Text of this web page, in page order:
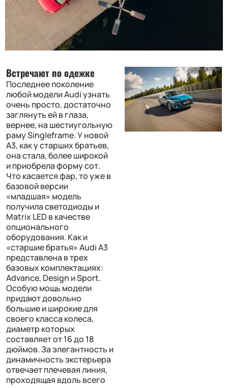
Встречают по одежке
Последнее поколение
любой модели Audi узнать
очень просто, достаточно
заглянуть ей в глаза,
вернее, на шестиугольную
раму Singleframe. У новой
A3, как у старших братьев,
она стала, более широкой
и приобрела форму сот.
Что касается фар, то уже в
базовой версии
«младшая» модель
получила светодиоды и
Matrix LED в качестве
опционального
оборудования. Как и
«старшие братья» Audi A3
представлена в трех
базовых комплектациях:
Advance, Design и Sport.
Особую мощь модели
придают довольно
большие и широкие для
своего класса колеса,
диаметр которых
составляет от 16 до 18
дюймов. За элегантность и
динамичность экстерьера
отвечает плечевая линия,
проходящая вдоль всего